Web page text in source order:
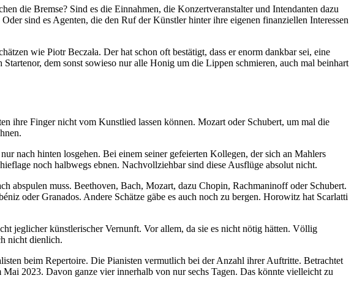
die Bremse? Sind es die Einnahmen, die Konzertveranstalter und Intendanten dazu
sind es Agenten, die den Ruf der Künstler hinter ihre eigenen finanziellen Interessen
wie Piotr Beczała. Der hat schon oft bestätigt, dass er enorm dankbar sei, eine
dem sonst sowieso nur alle Honig um die Lippen schmieren, auch mal beinhart
ihre Finger nicht vom Kunstlied lassen können. Mozart oder Schubert, um mal die
nach hinten losgehen. Bei einem seiner gefeierten Kollegen, der sich an Mahlers
noch halbwegs ebnen. Nachvollziehbar sind diese Ausflüge absolut nicht.
abspulen muss. Beethoven, Bach, Mozart, dazu Chopin, Rachmaninoff oder Schubert.
oder Granados. Andere Schätze gäbe es auch noch zu bergen. Horowitz hat Scarlatti
jeglicher künstlerischer Vernunft. Vor allem, da sie es nicht nötig hätten. Völlig
nicht dienlich.
beim Repertoire. Die Pianisten vermutlich bei der Anzahl ihrer Auftritte. Betrachtet
2023. Davon ganze vier innerhalb von nur sechs Tagen. Das könnte vielleicht zu